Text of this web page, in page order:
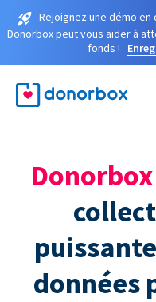
Rejoignez une démo
Donorbox peut vous aider à
fonds !
données